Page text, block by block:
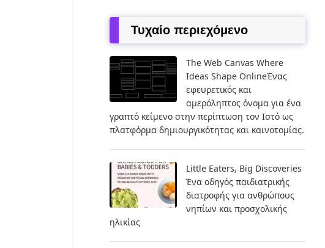
Τυχαίο περιεχόμενο
The Web Canvas Where
Ideas Shape OnlineΈνας
εφευρετικός και
αμερόληπτος όνομα για ένα
γραπτό κείμενο στην περίπτωση τον Ιστό ως
πλατφόρμα δημιουργικότητας και καινοτομίας.
Little Eaters, Big Discoveries
Ένα οδηγός παιδιατρικής
διατροφής για ανθρώπους
νηπίων και προσχολικής
ηλικίας